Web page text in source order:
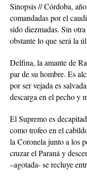
Sinopsis // Córdoba,
comandadas por el
sido diezmadas. Sin
obstante lo que será la
Delfina, la amante de
par de su hombre. Es
por ser vejada es
descarga en el pecho y
El Supremo es
como trofeo en el
la Coronela junto a los
cruzar el Paraná y
–agotada- se recluye